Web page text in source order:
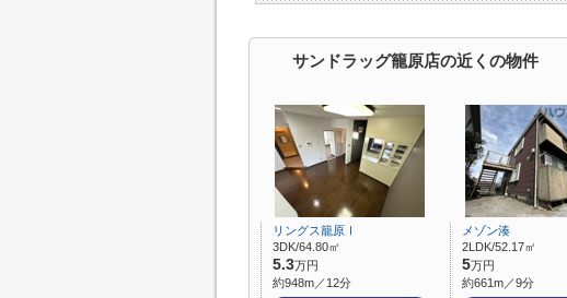
サンドラッグ籠原店の近くの物件
リングス籠原Ⅰ
3DK/64.80㎡
5.3万円
約948m／12分
メゾン湊
2LDK/52.17㎡
5万円
約661m／9分